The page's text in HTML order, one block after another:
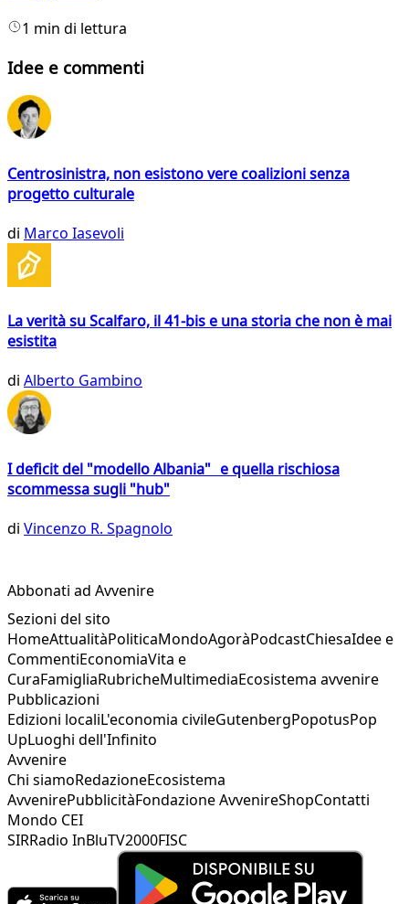
1 min di lettura
Idee e commenti
Centrosinistra, non esistono vere coalizioni senza
progetto culturale
di Marco Iasevoli
La verità su Scalfaro, il 41-bis e una storia che non è mai
esistita
di Alberto Gambino
I deficit del "modello Albania" e quella rischiosa
scommessa sugli "hub"
di Vincenzo R. Spagnolo
Abbonati ad Avvenire
Sezioni del sito
HomeAttualitàPoliticaMondoAgoràPodcastChiesaIdee e
CommentiEconomiaVita e
CuraFamigliaRubricheMultimediaEcosistema avvenire
Pubblicazioni
Edizioni localiL'economia civileGutenbergPopotusPop
UpLuoghi dell'Infinito
Avvenire
Chi siamoRedazioneEcosistema
AvvenirePubblicitàFondazione AvvenireShopContatti
Mondo CEI
SIRRadio InBluTV2000FISC